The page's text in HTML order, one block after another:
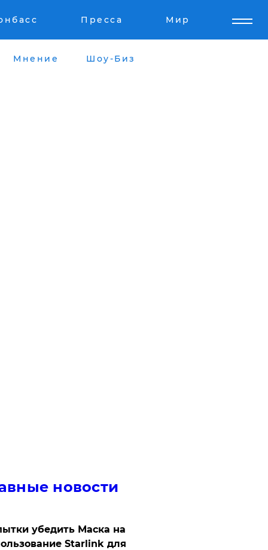
Пресса Мир
Мнение Шоу-Биз
новости
убедить Маска на
Starlink для